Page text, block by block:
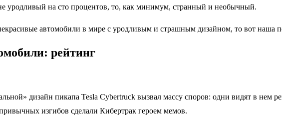
уродливый на сто процентов, то, как минимум, странный и необычный.
автомобили в мире с уродливым и страшным дизайном, то вот наша
рейтинг
дизайн пикапа Tesla Cybertruck вызвал массу споров: одни видят в
изгибов сделали Кибертрак героем мемов.